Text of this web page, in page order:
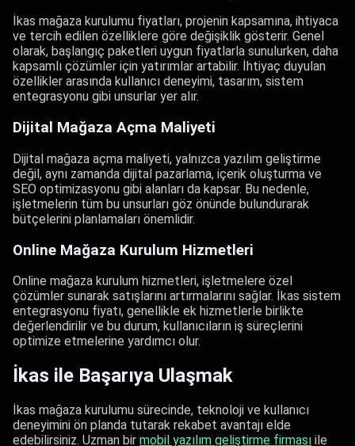
İkas mağaza kurulumu fiyatları, projenin kapsamına, ihtiyaca
ve tercih edilen özelliklere göre değişiklik gösterir. Genel
olarak, başlangıç paketleri uygun fiyatlarla sunulurken, daha
kapsamlı çözümler için yatırımlar artabilir. İhtiyaç duyulan
özellikler arasında kullanıcı deneyimi, tasarım, sistem
entegrasyonu gibi unsurlar yer alır.
Dijital Mağaza Açma Maliyeti
Dijital mağaza açma maliyeti, yalnızca yazılım geliştirme
değil, aynı zamanda dijital pazarlama, içerik oluşturma ve
SEO optimizasyonu gibi alanları da kapsar. Bu nedenle,
işletmelerin tüm bu unsurları göz önünde bulundurarak
bütçelerini planlamaları önemlidir.
Online Mağaza Kurulum Hizmetleri
Online mağaza kurulum hizmetleri, işletmelere özel
çözümler sunarak satışlarını artırmalarını sağlar. İkas sistem
entegrasyonu fiyatı, genellikle ek hizmetlerle birlikte
değerlendirilir ve bu durum, kullanıcıların iş süreçlerini
optimize etmelerine yardımcı olur.
İkas ile Başarıya Ulaşmak
İkas mağaza kurulumu sürecinde, teknoloji ve kullanıcı
deneyimini ön planda tutarak rekabet avantajı elde
edebilirsiniz. Uzman bir mobil yazılım geliştirme firması ile